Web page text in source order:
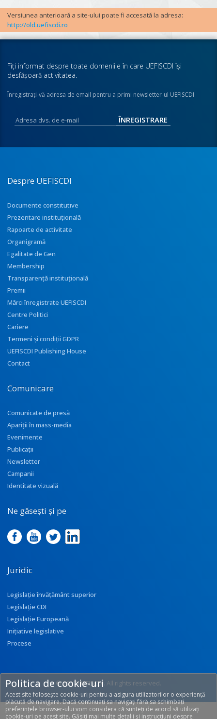
Versiunea anterioară a site-ului poate fi accesată la adresa:
http://old.uefiscdi.ro
Fiţi informat despre toate domeniile în care UEFISCDI îşi
desfăşoară activitatea.
Înregistraţi-vă adresa de email pentru a primi newsletter-ul UEFISCDI
Despre UEFISCDI
Documente constitutive
Prezentare instituţională
Rapoarte de activitate
Organigramă
Egalitate de Gen
Membership
Transparenţă instituţională
Premii
Mărci înregistrate UEFISCDI
Centre Politici
Cariere
Termeni și condiții GDPR
UEFISCDI Publishing House
Contact
Comunicare
Comunicate de presă
Apariţii în mass-media
Evenimente
Publicații
Newsletter
Campanii
Identitate vizuală
Ne găsești și pe
Juridic
Legislație învățământ superior
Legislație CDI
Legislație Europeană
Inițiative legislative
Procese
© 2017 UEFISCDI. All rights reserved.
[T: 0.3437, O: 113]
Politica de cookie-uri
Acest site folosește cookie-uri pentru a asigura utilizatorilor o experiență
plăcută de navigare. Dacă continuați sa navigați fără sa schimbați
preferințele browser-ului vom considera că sunteți de acord să utilizați
cookie-uri pe acest site. Găsiți mai multe detalii și instrucțiuni despre